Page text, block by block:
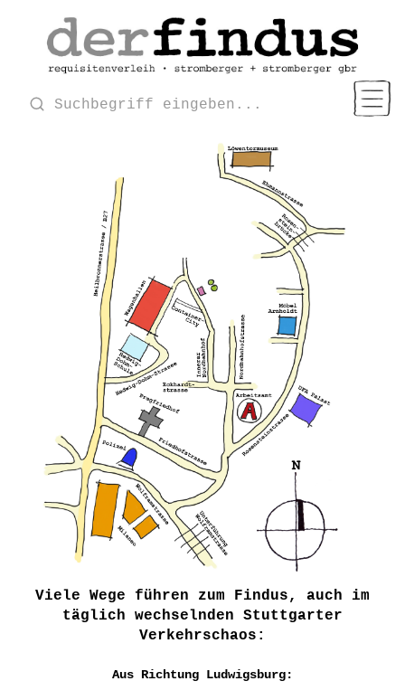
Viele Wege führen zum Findus, auch im
täglich wechselnden Stuttgarter
Verkehrschaos:
Aus Richtung Ludwigsburg: